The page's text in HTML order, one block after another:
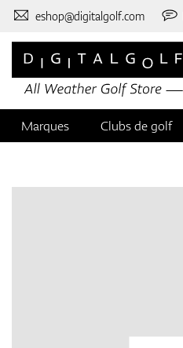
eshop@digitalgolf.com
Marques Clubs de golf